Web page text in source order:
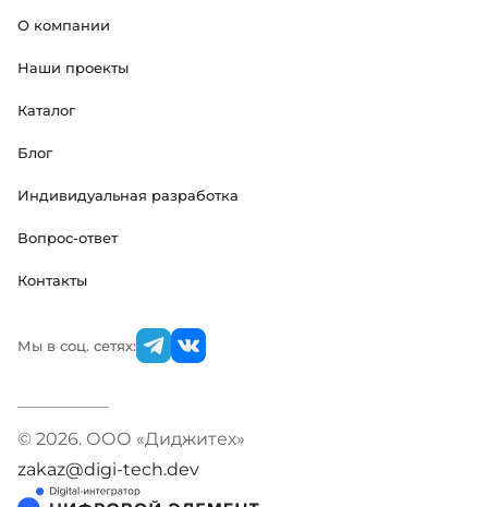
О компании
Наши проекты
Каталог
Блог
Индивидуальная разработка
Вопрос-ответ
Контакты
Мы в соц. сетях:
© 2026. ООО «Диджитех»
zakaz@digi-tech.dev